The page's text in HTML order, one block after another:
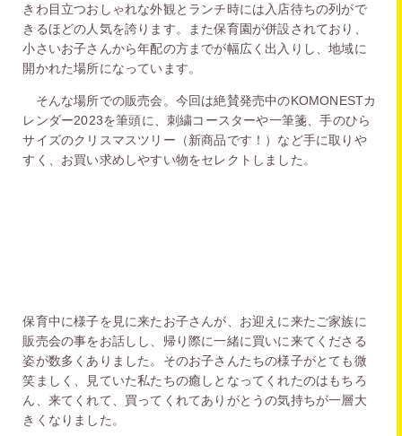
きわ目立つおしゃれな外観とランチ時には入店待ちの列がで
きるほどの人気を誇ります。また保育園が併設されており、
小さいお子さんから年配の方までが幅広く出入りし、地域に
開かれた場所になっています。
そんな場所での販売会。今回は絶賛発売中のKOMONESTカ
レンダー2023を筆頭に、刺繍コースターや一筆箋、手のひら
サイズのクリスマスツリー（新商品です！）など手に取りや
すく、お買い求めしやすい物をセレクトしました。
保育中に様子を見に来たお子さんが、お迎えに来たご家族に
販売会の事をお話しし、帰り際に一緒に買いに来てくださる
姿が数多くありました。そのお子さんたちの様子がとても微
笑ましく、見ていた私たちの癒しとなってくれたのはもちろ
ん、来てくれて、買ってくれてありがとうの気持ちが一層大
きくなりました。